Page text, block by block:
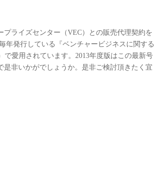
ライズセンター（VEC）との販売代理契約を
年発行している『ベンチャービジネスに関する
愛用されています。2013年度版はこの最新号
是非いかがでしょうか。是非ご検討頂きたく宜